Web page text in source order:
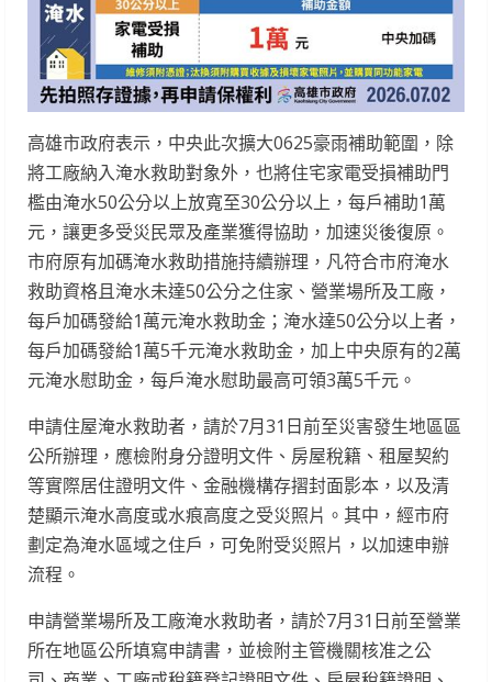
高雄市政府表示，中央此次擴大0625豪雨補助範圍，除
將工廠納入淹水救助對象外，也將住宅家電受損補助門
檻由淹水50公分以上放寬至30公分以上，每戶補助1萬
元，讓更多受災民眾及產業獲得協助，加速災後復原。
市府原有加碼淹水救助措施持續辦理，凡符合市府淹水
救助資格且淹水未達50公分之住家、營業場所及工廠，
每戶加碼發給1萬元淹水救助金；淹水達50公分以上者，
每戶加碼發給1萬5千元淹水救助金，加上中央原有的2萬
元淹水慰助金，每戶淹水慰助最高可領3萬5千元。
申請住屋淹水救助者，請於7月31日前至災害發生地區區
公所辦理，應檢附身分證明文件、房屋稅籍、租屋契約
等實際居住證明文件、金融機構存摺封面影本，以及清
楚顯示淹水高度或水痕高度之受災照片。其中，經市府
劃定為淹水區域之住戶，可免附受災照片，以加速申辦
流程。
申請營業場所及工廠淹水救助者，請於7月31日前至營業
所在地區公所填寫申請書，並檢附主管機關核准之公